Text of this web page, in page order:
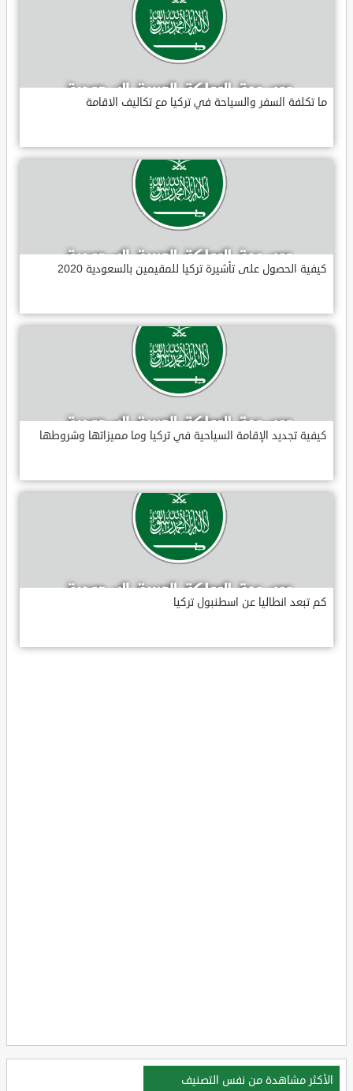
ما تكلفة السفر والسياحة في تركيا مع تكاليف الاقامة
كيفية الحصول على تأشيرة تركيا للمقيمين بالسعودية 2020
كيفية تجديد الإقامة السياحية في تركيا وما مميزاتها وشروطها
كم تبعد انطاليا عن اسطنبول تركيا
الأكثر مشاهدة من نفس التصنيف